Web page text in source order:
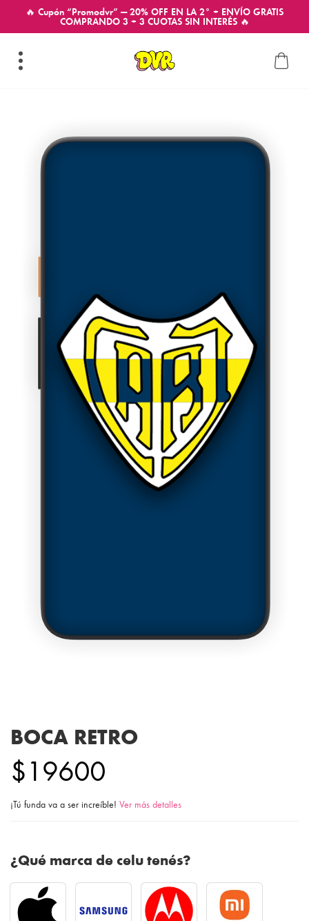
🔥 Cupón “Promodvr” — 20% OFF EN LA 2° + ENVÍO GRATIS
COMPRANDO 3 + 3 CUOTAS SIN INTERÉS 🔥
BOCA RETRO
$19600
¡Tú funda va a ser increíble! Ver más detalles
¿Qué marca de celu tenés?